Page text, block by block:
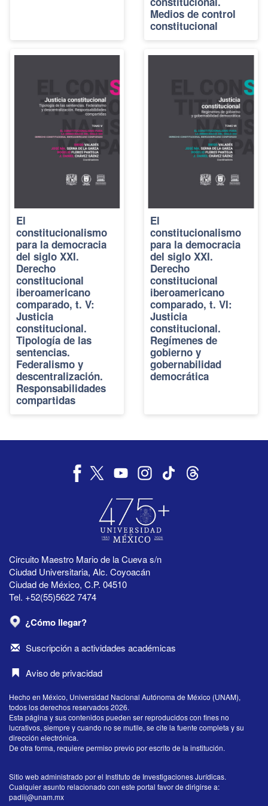
Medios de control
constitucional
El
constitucionalismo
para la democracia
del siglo XXI.
Derecho
constitucional
iberoamericano
comparado, t. V:
Justicia
constitucional.
Tipología de las
sentencias.
Federalismo y
descentralización.
Responsabilidades
compartidas
El
constitucionalismo
para la democracia
del siglo XXI.
Derecho
constitucional
iberoamericano
comparado, t. VI:
Justicia
constitucional.
Regímenes de
gobierno y
gobernabilidad
democrática
Circuito Maestro Mario de la Cueva s/n
Ciudad Universitaria, Alc. Coyoacán
Ciudad de México, C.P. 04510
Tel. +52(55)5622 7474
¿Cómo llegar?
Suscripción a actividades académicas
Aviso de privacidad
Hecho en México, Universidad Nacional Autónoma de México (UNAM),
todos los derechos reservados 2026.
Esta página y sus contenidos pueden ser reproducidos con fines no
lucrativos, siempre y cuando no se mutile, se cite la fuente completa y su
dirección electrónica.
De otra forma, requiere permiso previo por escrito de la institución.
Sitio web administrado por el Instituto de Investigaciones Jurídicas.
Cualquier asunto relacionado con este portal favor de dirigirse a:
padiij@unam.mx